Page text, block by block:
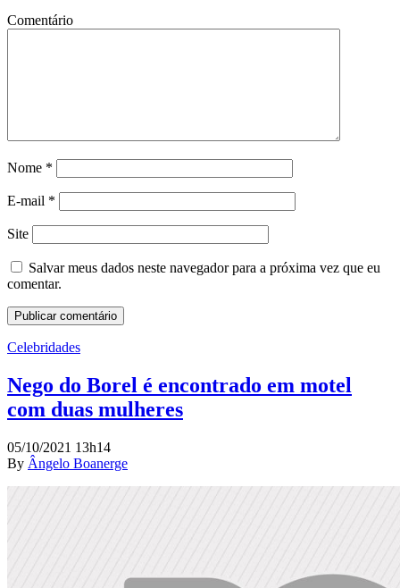
Comentário
Nome *
E-mail *
Site
Salvar meus dados neste navegador para a próxima vez que eu
comentar.
Celebridades
Nego do Borel é encontrado em motel
com duas mulheres
05/10/2021 13h14
By Ângelo Boanerge